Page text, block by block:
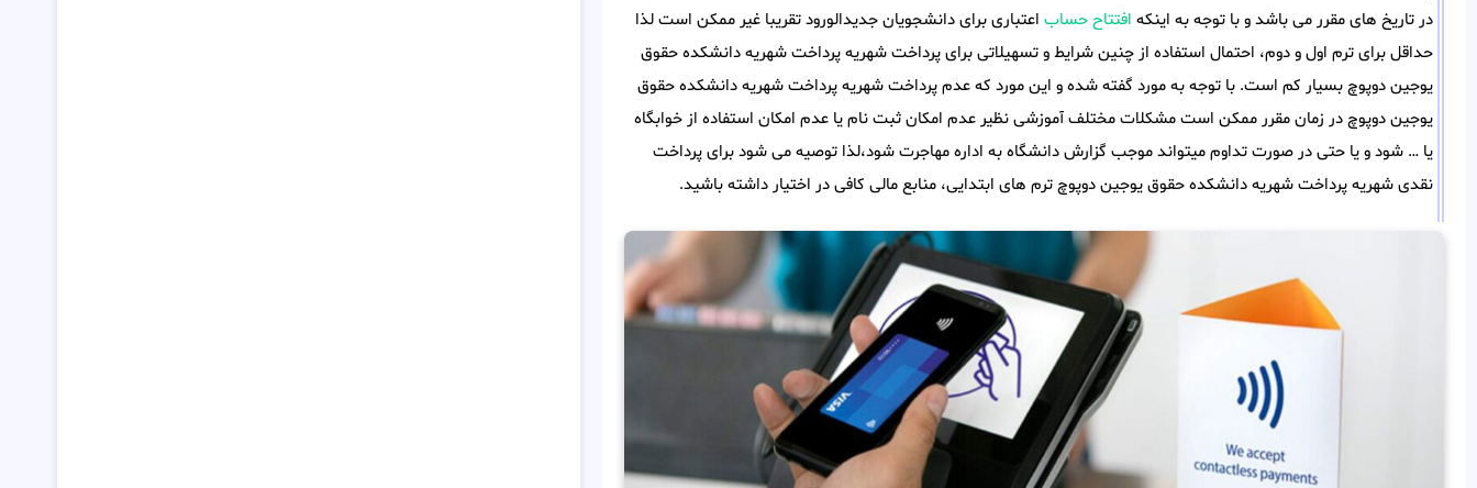
در تاریخ های مقرر می باشد و با توجه به اینکه افتتاح حساب اعتباری برای دانشجویان جدیدالورود تقریبا غیر ممکن است لذا
حداقل برای ترم اول و دوم، احتمال استفاده از چنین شرایط و تسهیلاتی برای پرداخت شهریه پرداخت شهریه دانشکده حقوق
یوجین دوپوچ بسیار کم است. با توجه به مورد گفته شده و این مورد که عدم پرداخت شهریه پرداخت شهریه دانشکده حقوق
یوجین دوپوچ در زمان مقرر ممکن است مشکلات مختلف آموزشی نظیر عدم امکان ثبت نام یا عدم امکان استفاده از خوابگاه
یا … شود و یا حتی در صورت تداوم میتواند موجب گزارش دانشگاه به اداره مهاجرت شود،لذا توصیه می شود برای پرداخت
نقدی شهریه پرداخت شهریه دانشکده حقوق یوجین دوپوچ ترم های ابتدایی، منابع مالی کافی در اختیار داشته باشید.